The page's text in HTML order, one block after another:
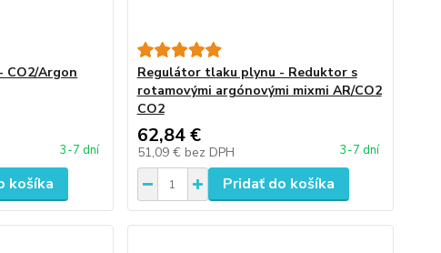
CO2/Argon
3-7 dní
košíka
Regulátor tlaku plynu - Reduktor s
rotamovými argónovými mixmi AR/CO2
CO2
62,84 €
51,09 € bez DPH 3-7 dní
Pridať do košíka